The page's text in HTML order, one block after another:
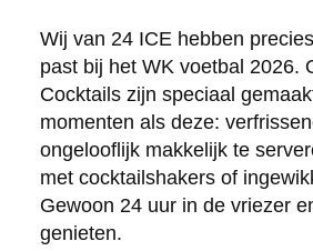
Wij van 24 ICE hebben
past bij het WK voetbal 2026.
Cocktails zijn speciaal
momenten als deze:
ongelooflijk makkelijk te
met cocktailshakers of
Gewoon 24 uur in de vriezer
genieten.